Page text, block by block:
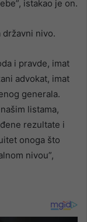
istakao je on.
državni nivo.
i pravde, imat
advokat, imat
generala.
listama,
rezultate i
onoga što
nivou”,